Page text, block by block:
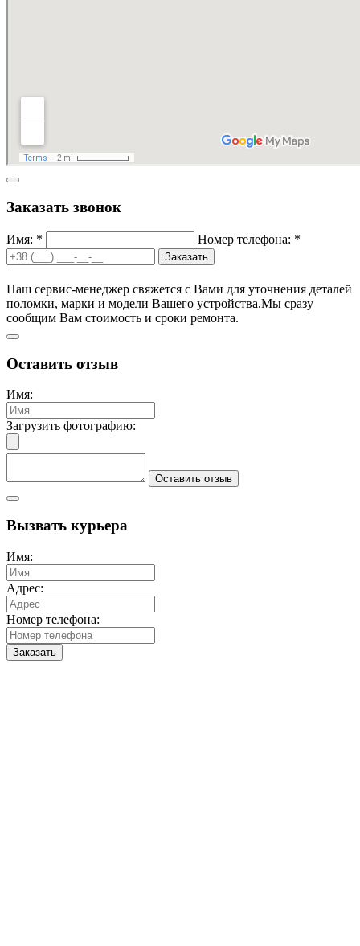
Заказать звонок
Имя: * Номер телефона: *
Заказать
Наш сервис-менеджер свяжется с Вами для уточнения деталей
поломки, марки и модели Вашего устройства.Мы сразу
сообщим Вам стоимость и сроки ремонта.
Оставить отзыв
Имя:
Загрузить фотографию:
Оставить отзыв
Вызвать курьера
Имя:
Адрес:
Номер телефона:
Заказать